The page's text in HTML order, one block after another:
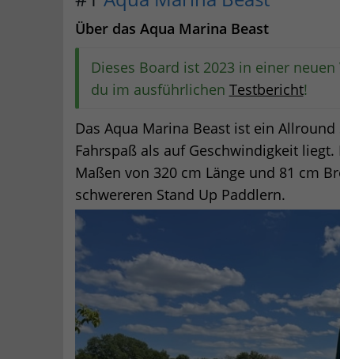
Über das Aqua Marina Beast
Dieses Board ist 2023 in einer
du im ausführlichen Testbericht!
Das Aqua Marina Beast ist ein
Fahrspaß als auf Geschwindigkeit
Maßen von 320 cm Länge und 81 cm
schwereren Stand Up Paddlern.